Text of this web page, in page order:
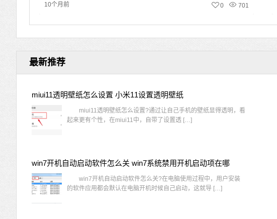
10个月前 701
0
最新推荐
miui11透明壁纸怎么设置 小米11设置透明壁纸
miui11透明壁纸怎么设置?通过让自己手机的壁纸显得透明，看
起来更有个性，在miui11中，自带了设置透 […]
win7开机自动启动软件怎么关 win7系统禁用开机启动项在哪
win7开机自动启动软件怎么关?在电脑使用过程中，用户安装
的软件应用都会默认在电脑开机时候自己启动，这就导 […]